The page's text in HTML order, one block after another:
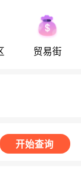
贸易街
开始查询